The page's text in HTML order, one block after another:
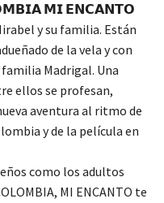
𝗠𝗜 𝗘𝗡𝗖𝗔𝗡𝗧𝗢
y su familia. Están
de la vela y con
Madrigal. Una
ellos se profesan,
aventura al ritmo de
y de la película en
como los adultos
MI ENCANTO te